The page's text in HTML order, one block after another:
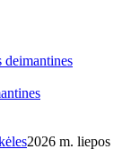
2026 m. liepos